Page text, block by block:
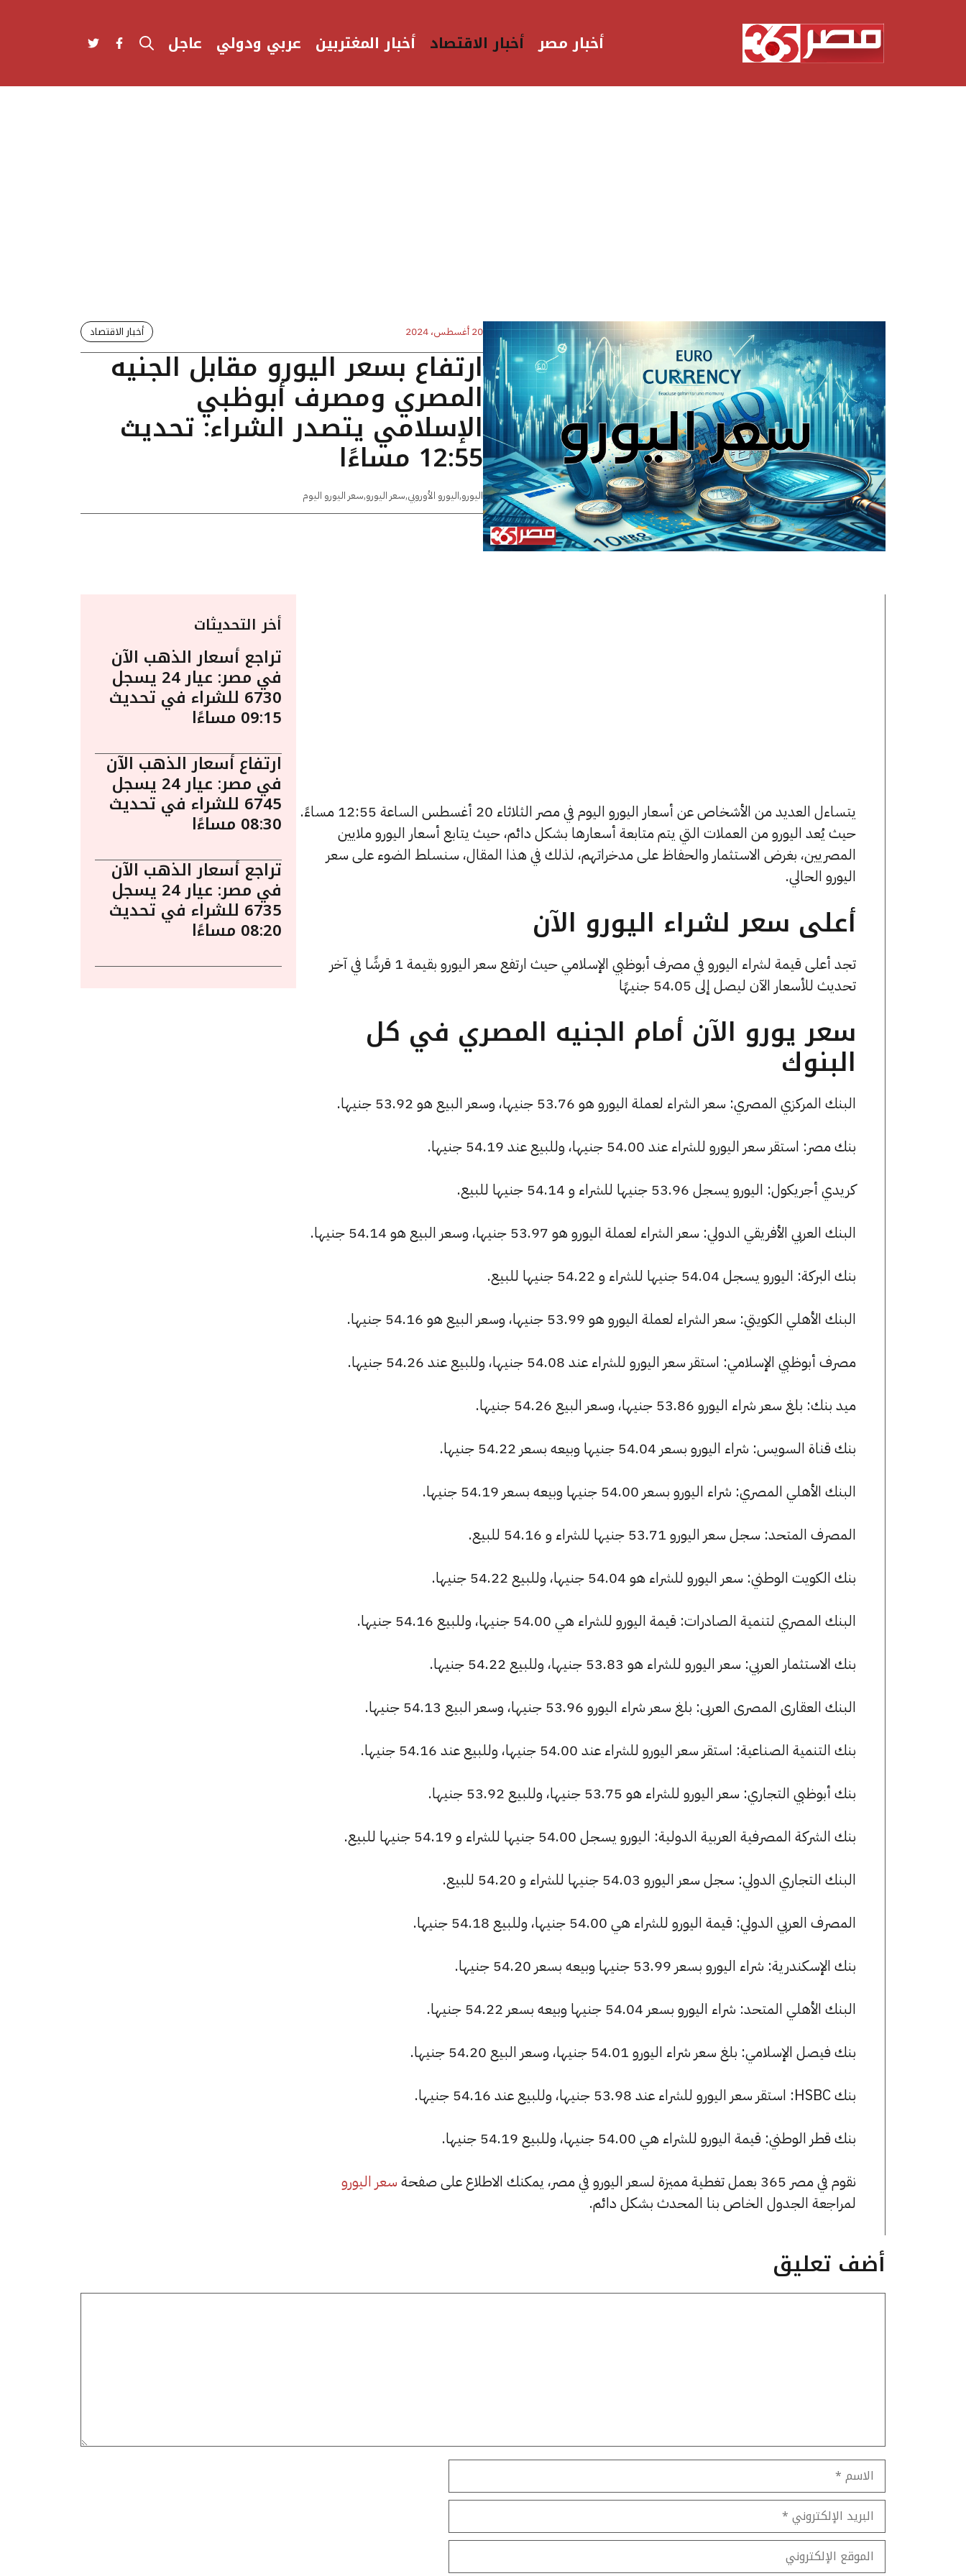
أخبار مصر أخبار الاقتصاد أخبار المغتربين عربي ودولي عاجل
20 أغسطس، 2024 أخبار الاقتصاد
ارتفاع بسعر اليورو مقابل الجنيه
المصري ومصرف أبوظبي
الإسلامي يتصدر الشراء: تحديث
12:55 مساءًا
اليورو,اليورو الأوروبي,سعر اليورو,سعر اليورو اليوم
يتساءل العديد من الأشخاص عن أسعار اليورو اليوم في مصر الثلاثاء 20 أغسطس الساعة 12:55 مساءً.
حيث يُعد اليورو من العملات التي يتم متابعة أسعارها بشكل دائم، حيث يتابع أسعار اليورو ملايين
المصريين، بغرض الاستثمار والحفاظ على مدخراتهم، لذلك في هذا المقال، سنسلط الضوء على سعر
اليورو الحالي.
أعلى سعر لشراء اليورو الآن
تجد أعلى قيمة لشراء اليورو في مصرف أبوظبي الإسلامي حيث ارتفع سعر اليورو بقيمة 1 قرشًا في آخر
تحديث للأسعار الآن ليصل إلى 54.05 جنيهًا
سعر يورو الآن أمام الجنيه المصري في كل
البنوك
البنك المركزي المصري: سعر الشراء لعملة اليورو هو 53.76 جنيها، وسعر البيع هو 53.92 جنيها.
بنك مصر: استقر سعر اليورو للشراء عند 54.00 جنيها، وللبيع عند 54.19 جنيها.
كريدي أجريكول: اليورو يسجل 53.96 جنيها للشراء و 54.14 جنيها للبيع.
البنك العربي الأفريقي الدولي: سعر الشراء لعملة اليورو هو 53.97 جنيها، وسعر البيع هو 54.14 جنيها.
بنك البركة: اليورو يسجل 54.04 جنيها للشراء و 54.22 جنيها للبيع.
البنك الأهلي الكويتي: سعر الشراء لعملة اليورو هو 53.99 جنيها، وسعر البيع هو 54.16 جنيها.
مصرف أبوظبي الإسلامي: استقر سعر اليورو للشراء عند 54.08 جنيها، وللبيع عند 54.26 جنيها.
ميد بنك: بلغ سعر شراء اليورو 53.86 جنيها، وسعر البيع 54.26 جنيها.
بنك قناة السويس: شراء اليورو بسعر 54.04 جنيها وبيعه بسعر 54.22 جنيها.
البنك الأهلي المصري: شراء اليورو بسعر 54.00 جنيها وبيعه بسعر 54.19 جنيها.
المصرف المتحد: سجل سعر اليورو 53.71 جنيها للشراء و 54.16 للبيع.
بنك الكويت الوطني: سعر اليورو للشراء هو 54.04 جنيها، وللبيع 54.22 جنيها.
البنك المصري لتنمية الصادرات: قيمة اليورو للشراء هي 54.00 جنيها، وللبيع 54.16 جنيها.
بنك الاستثمار العربي: سعر اليورو للشراء هو 53.83 جنيها، وللبيع 54.22 جنيها.
البنك العقارى المصرى العربى: بلغ سعر شراء اليورو 53.96 جنيها، وسعر البيع 54.13 جنيها.
بنك التنمية الصناعية: استقر سعر اليورو للشراء عند 54.00 جنيها، وللبيع عند 54.16 جنيها.
بنك أبوظبي التجاري: سعر اليورو للشراء هو 53.75 جنيها، وللبيع 53.92 جنيها.
بنك الشركة المصرفية العربية الدولية: اليورو يسجل 54.00 جنيها للشراء و 54.19 جنيها للبيع.
البنك التجاري الدولي: سجل سعر اليورو 54.03 جنيها للشراء و 54.20 للبيع.
المصرف العربي الدولي: قيمة اليورو للشراء هي 54.00 جنيها، وللبيع 54.18 جنيها.
بنك الإسكندرية: شراء اليورو بسعر 53.99 جنيها وبيعه بسعر 54.20 جنيها.
البنك الأهلي المتحد: شراء اليورو بسعر 54.04 جنيها وبيعه بسعر 54.22 جنيها.
بنك فيصل الإسلامي: بلغ سعر شراء اليورو 54.01 جنيها، وسعر البيع 54.20 جنيها.
بنك HSBC: استقر سعر اليورو للشراء عند 53.98 جنيها، وللبيع عند 54.16 جنيها.
بنك قطر الوطني: قيمة اليورو للشراء هي 54.00 جنيها، وللبيع 54.19 جنيها.
نقوم في مصر 365 بعمل تغطية مميزة لسعر اليورو في مصر، يمكنك الاطلاع على صفحة
سعر اليورو
لمراجعة الجدول الخاص بنا المحدث بشكل دائم.
أخر التحديثات
تراجع أسعار الذهب الآن
في مصر: عيار 24 يسجل
6730 للشراء في تحديث
09:15 مساءًا
ارتفاع أسعار الذهب الآن
في مصر: عيار 24 يسجل
6745 للشراء في تحديث
08:30 مساءًا
تراجع أسعار الذهب الآن
في مصر: عيار 24 يسجل
6735 للشراء في تحديث
08:20 مساءًا
أضف تعليق
الاسم
البريد
الإلكتروني
الموقع
الإلكتروني